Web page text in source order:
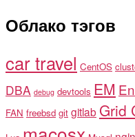
Облако тэгов
car travel CentOS
DBA debug devtools EM
FAN freebsd git gitlab Grid